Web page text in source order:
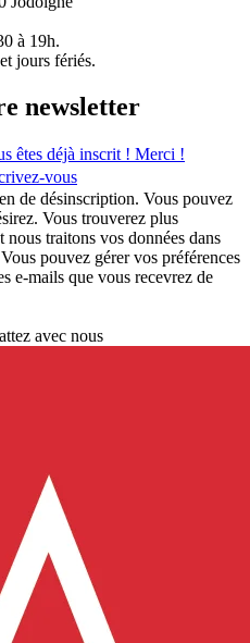
à 19h.
jours fériés.
newsletter
êtes déjà inscrit ! Merci !
vous
de désinscription. Vous pouvez
Vous trouverez plus
traitons vos données dans
pouvez gérer vos préférences
e-mails que vous recevrez de
avec nous